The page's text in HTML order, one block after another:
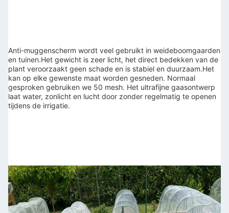
Anti-muggenscherm wordt veel gebruikt in weideboomgaarden
en tuinen.Het gewicht is zeer licht, het direct bedekken van de
plant veroorzaakt geen schade en is stabiel en duurzaam.Het
kan op elke gewenste maat worden gesneden. Normaal
gesproken gebruiken we 50 mesh. Het ultrafijne gaasontwerp
laat water, zonlicht en lucht door zonder regelmatig te openen
tijdens de irrigatie.